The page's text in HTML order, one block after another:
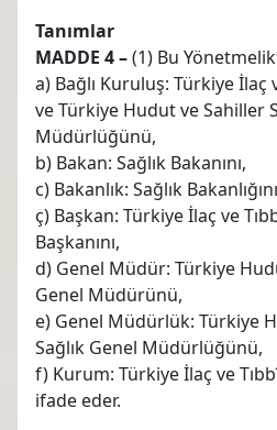
Tanımlar
MADDE 4 –(1) Bu
a) Bağlı Kuruluş: Türkiye İlaç
ve Türkiye Hudut ve Sahiller
Müdürlüğünü,
b) Bakan: Sağlık Bakanını,
c) Bakanlık: Sağlık
ç) Başkan: Türkiye İlaç ve
Başkanını,
d) Genel Müdür: Türkiye
Genel Müdürünü,
e) Genel Müdürlük: Türkiye
Sağlık Genel Müdürlüğünü,
f) Kurum: Türkiye İlaç ve
ifade eder.